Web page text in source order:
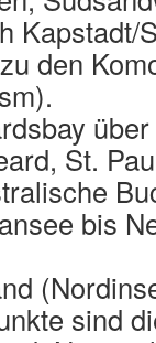
Kapstadt/
den
St.
bis
sind